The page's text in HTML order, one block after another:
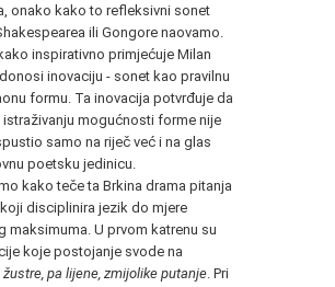
onako kako to refleksivni sonet
ili Gongore naovamo.
inspirativno primjećuje Milan
, donosi inovaciju - sonet kao pravilnu
formu. Ta inovacija potvrđuje da
istraživanju mogućnosti forme nije
samo na riječ već i na glas
poetsku jedinicu.
kako teče ta Brkina drama pitanja
disciplinira jezik do mjere
maksimuma. U prvom katrenu su
koje postojanje svode na
žustre, pa lijene, zmijolike putanje . Pri